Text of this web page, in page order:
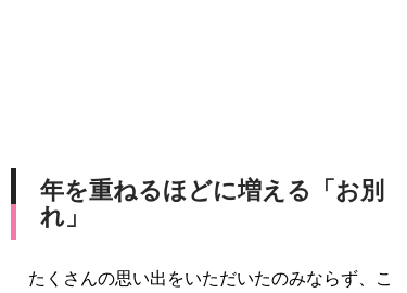
年を重ねるほどに増える「お別
れ」
たくさんの思い出をいただいたのみならず、こ